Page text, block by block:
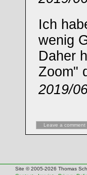
Ich
wenig
Daher
Zoom"
2019/
Leave a comment
Site © 2005-2026 Thomas